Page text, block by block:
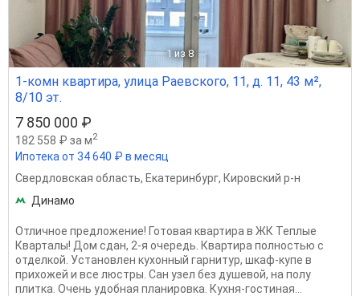
1 из 8
1-комн квартира, улица Раевского, 11, д. 11, 43 м²,
8/10 эт.
7 850 000 ₽
182 558 ₽ за м2
Ипотека от 34 640 ₽ в месяц
Свердловская область, Екатеринбург, Кировский р-н
Динамо
Отличное предложение! Готовая квартира в ЖК Теплые
Кварталы! Дом сдан, 2-я очередь. Квартира полностью с
отделкой. Установлен кухонный гарнитур, шкаф-купе в
прихожей и все люстры. Сан узел без душевой, на полу
плитка. Очень удобная планировка. Кухня-гостиная...